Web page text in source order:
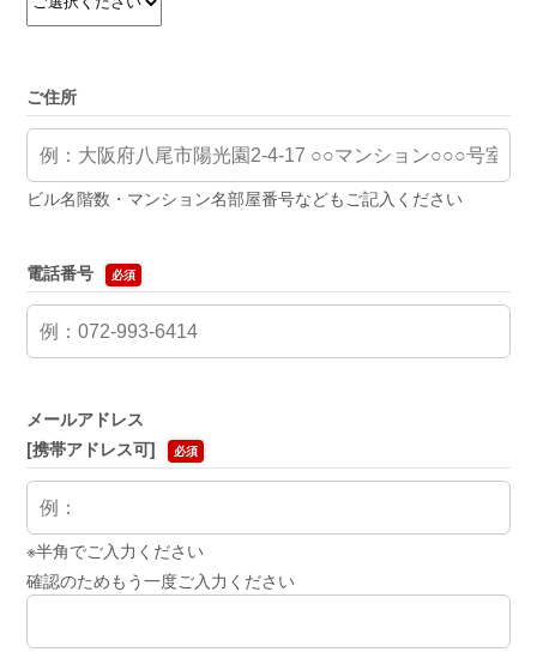
ご住所
ビル名階数・マンション名部屋番号などもご記入ください
電話番号 必須
メールアドレス
[携帯アドレス可]
必須
※半角でご入力ください
確認のためもう一度ご入力ください